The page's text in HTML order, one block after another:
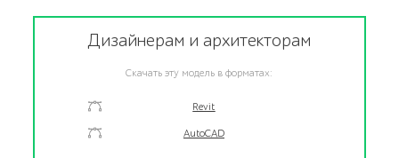
Дизайнерам и архитекторам
Скачать эту модель в форматах:
Revit
AutoCAD